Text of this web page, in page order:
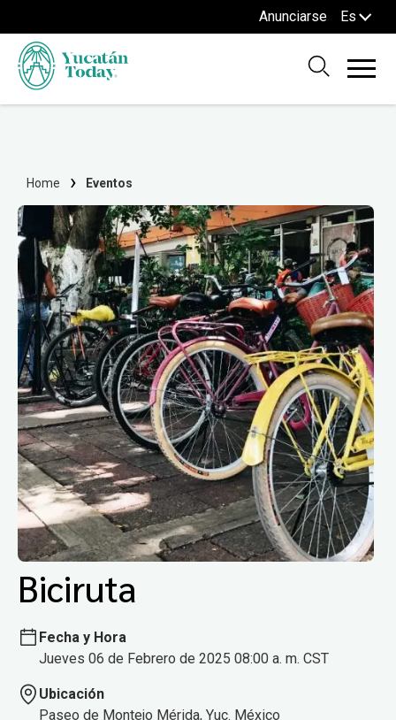
Anunciarse Es
Home Eventos
Biciruta
Fecha y Hora
Jueves 06 de Febrero de 2025 08:00 a. m. CST
Ubicación
Paseo de Montejo Mérida, Yuc. México